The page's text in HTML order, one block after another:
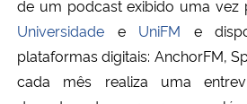
Ministério da Cidadania
Ministério da Saúde
de um podcast exibido uma vez
Universidade e UniFM e
plataformas digitais: AnchorFM,
cada mês realiza uma